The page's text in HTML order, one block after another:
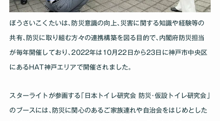
ぼうさいこくたいは､防災意識の向上､災害に関する知識や経験等の
共有､防災に取り組む方々の連携構築を図る目的で､内閣府防災担当
が毎年開催しており､2022年は10月22日から23日に神戸市中央区
にあるHAT神戸エリアで開催されました｡
スターライトが参画する｢日本トイレ研究会 防災･仮設トイレ研究会｣
のブースには､防災に関心のあるご家族連れや自治会をはじめとした